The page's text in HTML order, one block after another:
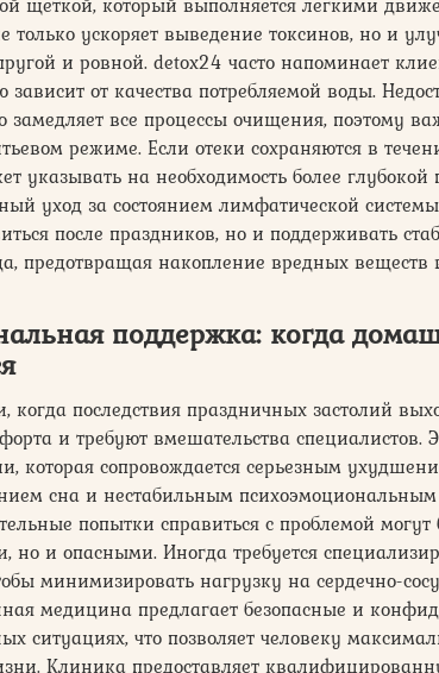
только ускоряет выведение токсинов, но и
и ровной. detox24 часто напоминает
от качества потребляемой воды.
замедляет все процессы очищения, поэтому
режиме. Если отеки сохраняются в
указывать на необходимость более глубокой
уход за состоянием лимфатической системы
после праздников, но и поддерживать
предотвращая накопление вредных веществ
поддержка: когда
когда последствия праздничных застолий
и требуют вмешательства специалистов.
которая сопровождается серьезным
сна и нестабильным психоэмоциональным
попытки справиться с проблемой
но и опасными. Иногда требуется
минимизировать нагрузку на сердечно-
медицина предлагает безопасные и
ситуациях, что позволяет человеку
Клиника предоставляет